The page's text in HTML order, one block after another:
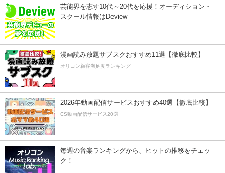
芸能界を志す10代～20代を応援！オーディション・
スクール情報はDeview
漫画読み放題サブスクおすすめ11選【徹底比較】
オリコン顧客満足度ランキング
2026年動画配信サービスおすすめ40選【徹底比較】
CS動画配信サービス20選
毎週の音楽ランキングから、ヒットの推移をチェッ
ク！